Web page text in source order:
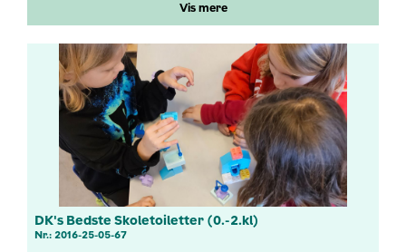
Vis mere
DK's Bedste Skoletoiletter (0.-2.kl)
Nr.: 2016-25-05-67